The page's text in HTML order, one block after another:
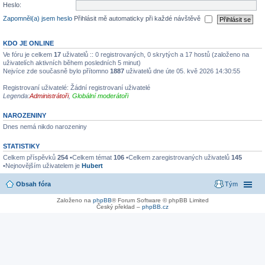
Heslo:
Zapomněl(a) jsem heslo Přihlásit mě automaticky při každé návštěvě
KDO JE ONLINE
Ve fóru je celkem 17 uživatelů :: 0 registrovaných, 0 skrytých a 17 hostů (založeno na
uživatelích aktivních během posledních 5 minut)
Nejvíce zde současně bylo přítomno 1887 uživatelů dne úte 05. kvě 2026 14:30:55
Registrovaní uživatelé: Žádní registrovaní uživatelé
Legenda:Administrátoři, Globální moderátoři
NAROZENINY
Dnes nemá nikdo narozeniny
STATISTIKY
Celkem příspěvků 254 •Celkem témat 106 •Celkem zaregistrovaných uživatelů 145
•Nejnovějším uživatelem je Hubert
Obsah fóra Tým
Založeno na phpBB® Forum Software © phpBB Limited
Český překlad – phpBB.cz